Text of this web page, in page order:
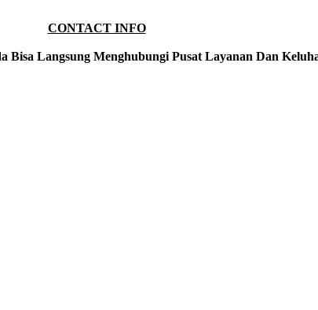
CONTACT INFO
Langsung Menghubungi Pusat Layanan Dan